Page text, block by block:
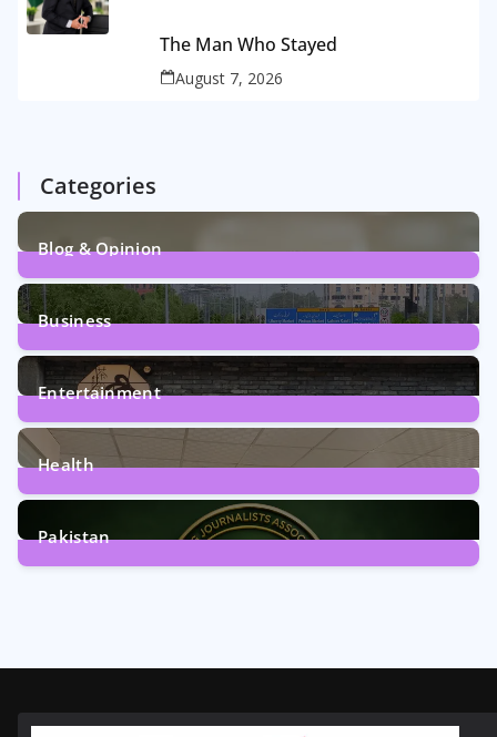
The Man Who Stayed
August 7, 2026
Categories
Blog & Opinion
2Posts
Business
161Posts
Entertainment
12Posts
Health
6Posts
Pakistan